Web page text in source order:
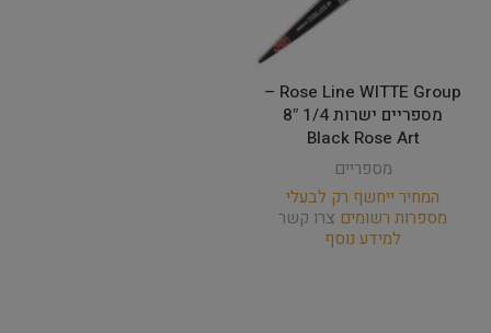
Rose Line WITTE Group –
מספריים ישרות 1/4 8″
Black Rose Art
מספריים
המחיר ייחשף רק לבעלי
מספרות רשומים צרו קשר
למידע נוסף